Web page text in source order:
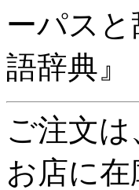
ーパス
語辞典』
ご注文
お店に